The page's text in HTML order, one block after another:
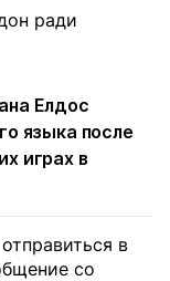
Елдос
языка после
играх в
в
со